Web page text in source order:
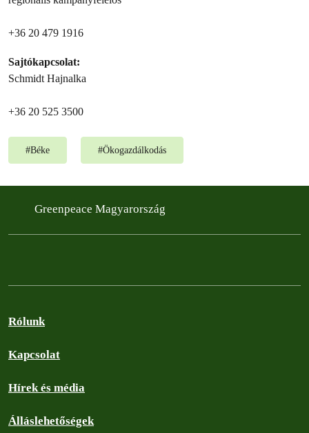
+36 20 479 1916
Sajtókapcsolat:
Schmidt Hajnalka
+36 20 525 3500
#Béke #Ökogazdálkodás
Greenpeace Magyarország
Rólunk
Kapcsolat
Hírek és média
Álláslehetőségek